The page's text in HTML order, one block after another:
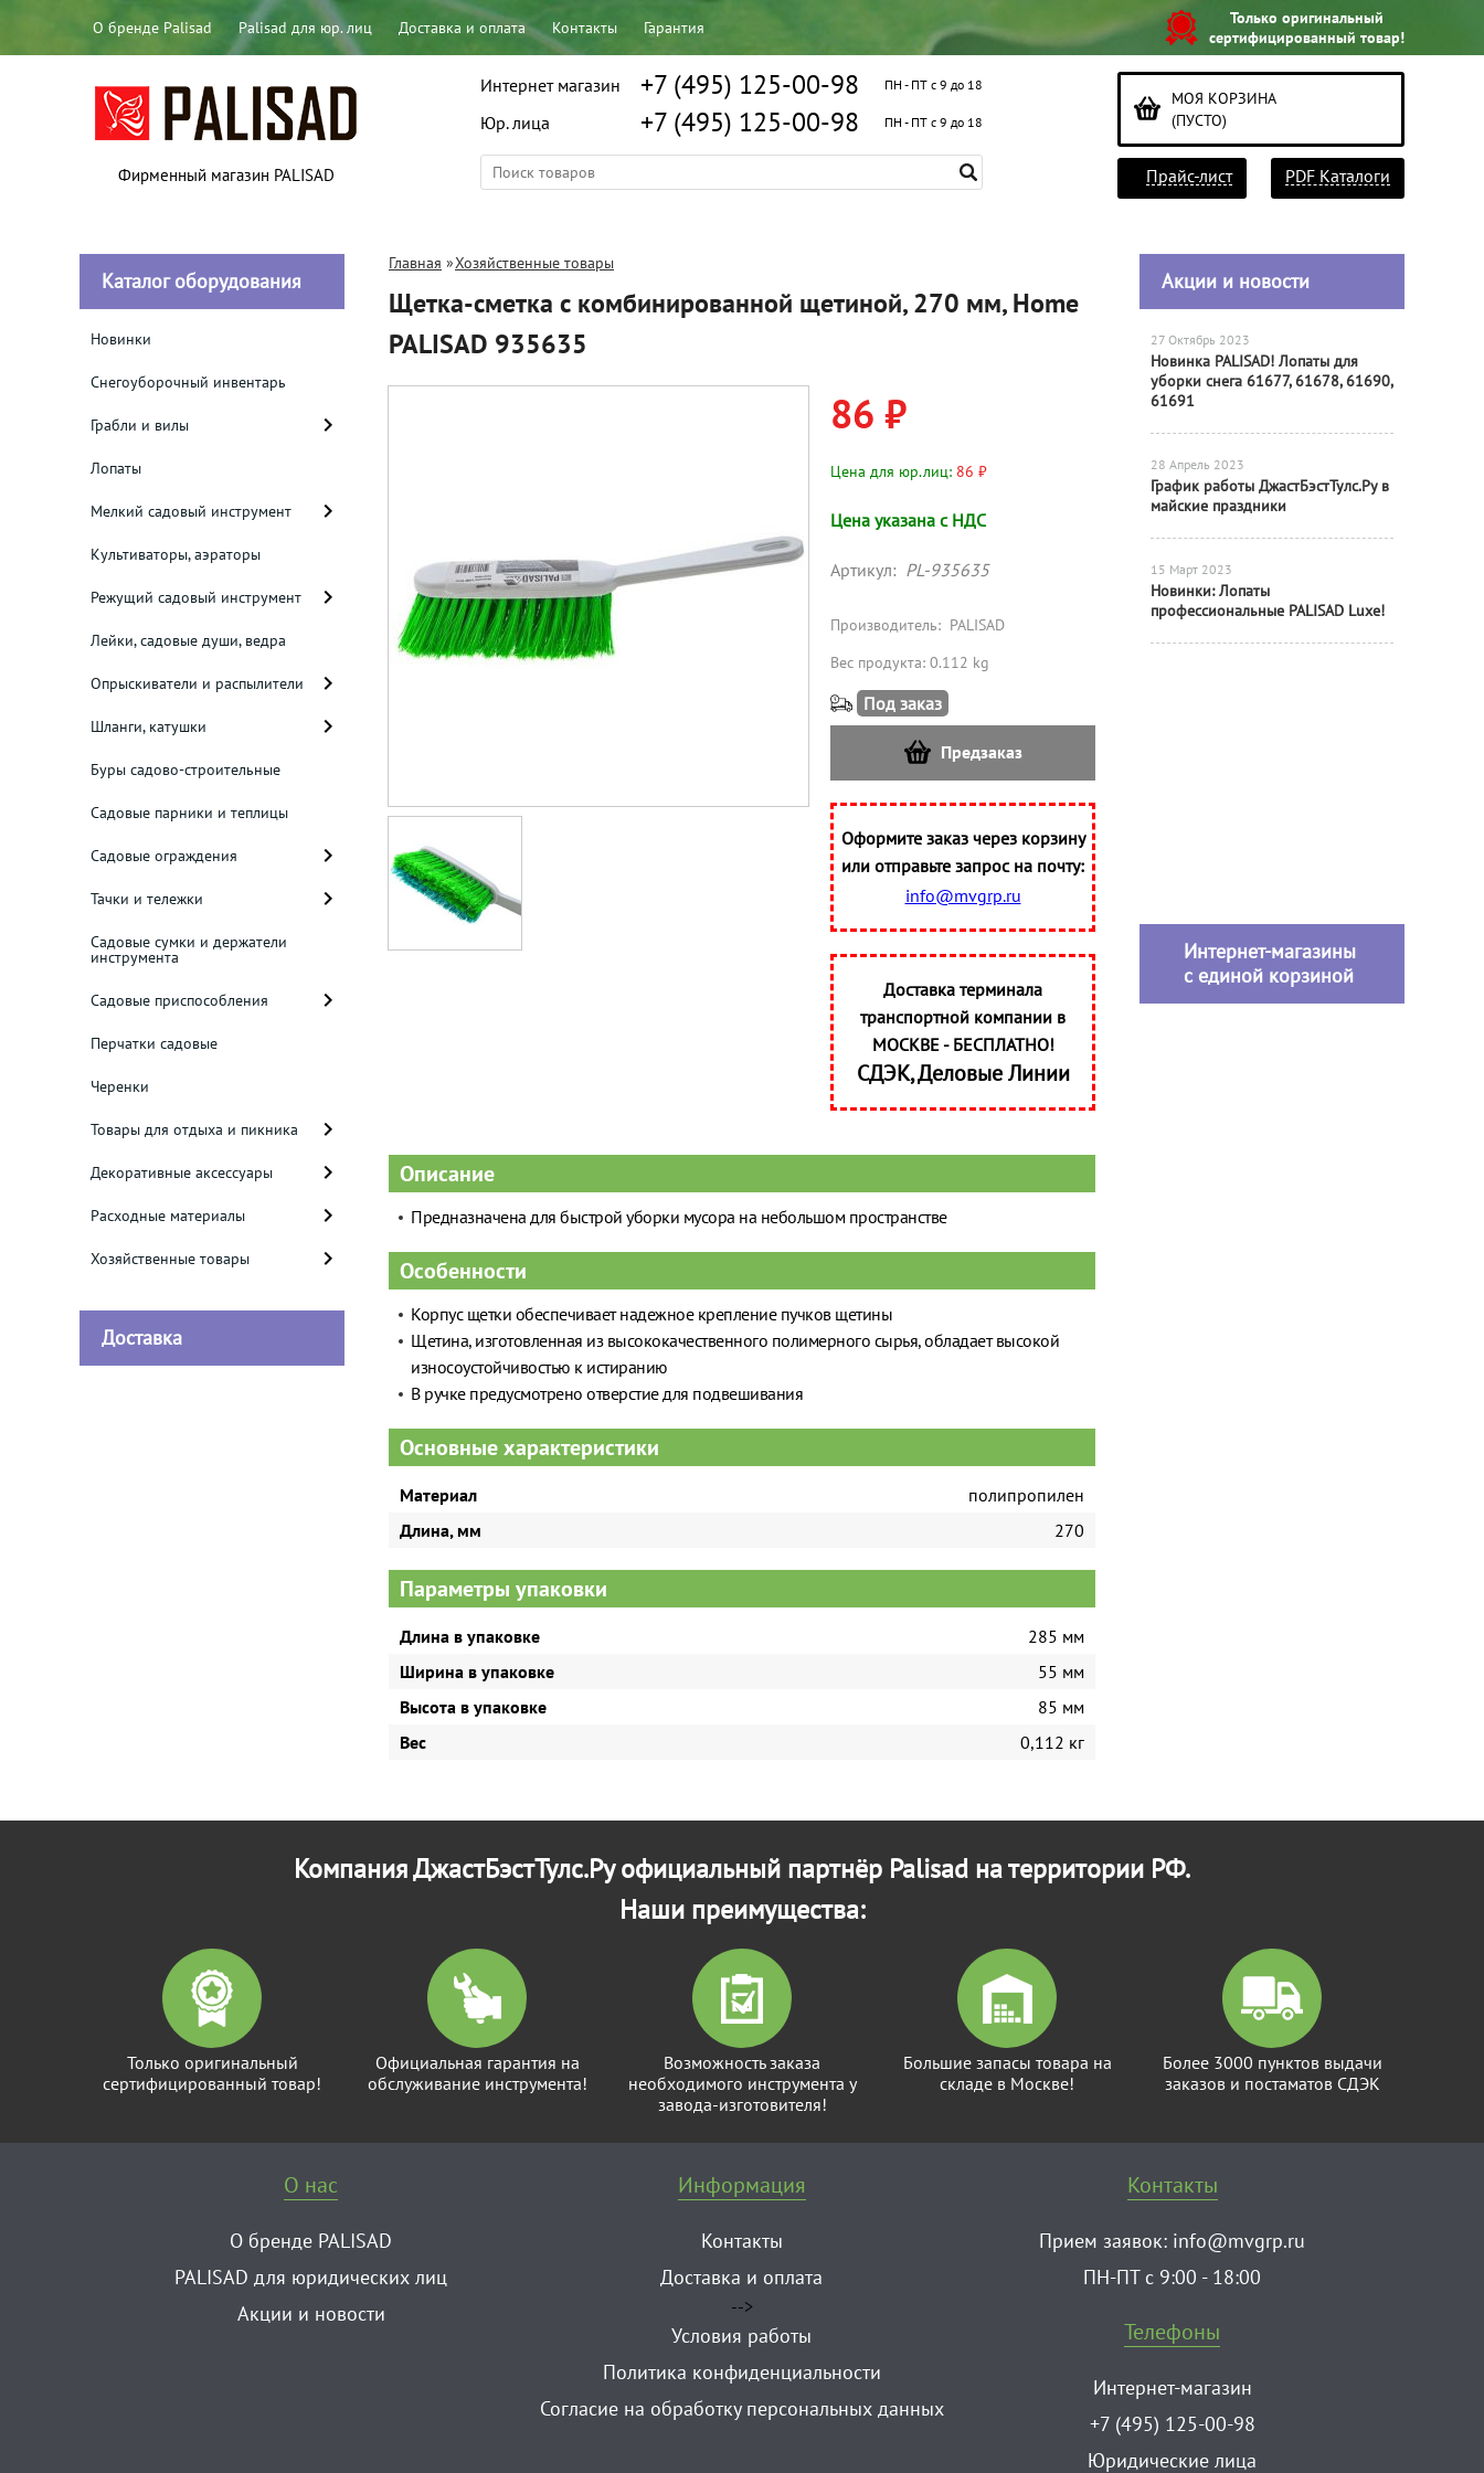
О бренде Palisad Palisad для юр. лиц Доставка и оплата Контакты Гарантия
Только оригинальный
сертифицированный товар!
Фирменный магазин PALISAD
Интернет магазин +7 (495) 125-00-98 ПН - ПТ с 9 до 18
Юр. лица +7 (495) 125-00-98 ПН - ПТ с 9 до 18
МОЯ КОРЗИНА
(ПУСТО)
Прайс-лист PDF Каталоги
Каталог оборудования
Новинки
Снегоуборочный инвентарь
Грабли и вилы
Лопаты
Мелкий садовый инструмент
Культиваторы, аэраторы
Режущий садовый инструмент
Лейки, садовые души, ведра
Опрыскиватели и распылители
Шланги, катушки
Буры садово-строительные
Садовые парники и теплицы
Садовые ограждения
Тачки и тележки
Садовые сумки и держатели
инструмента
Садовые приспособления
Перчатки садовые
Черенки
Товары для отдыха и пикника
Декоративные аксессуары
Расходные материалы
Хозяйственные товары
Доставка
Главная »Хозяйственные товары
Щетка-сметка с комбинированной щетиной, 270 мм, Home
PALISAD 935635
86 ₽
Цена для юр.лиц: 86 ₽
Цена указана с НДС
Артикул: PL-935635
Производитель: PALISAD
Вес продукта: 0.112 kg
Под заказ
Предзаказ
Оформите заказ через корзину
или отправьте запрос на почту:
info@mvgrp.ru
Доставка терминала
транспортной компании в
МОСКВЕ - БЕСПЛАТНО!
СДЭК, Деловые Линии
Описание
Предназначена для быстрой уборки мусора на небольшом пространстве
Особенности
Корпус щетки обеспечивает надежное крепление пучков щетины
Щетина, изготовленная из высококачественного полимерного сырья, обладает высокой
износоустойчивостью к истиранию
В ручке предусмотрено отверстие для подвешивания
Основные характеристики
Материал
полипропилен
Длина, мм
270
Параметры упаковки
Длина в упаковке
285 мм
Ширина в упаковке
55 мм
Высота в упаковке
85 мм
Вес
0,112 кг
Акции и новости
27 Октябрь 2023
Новинка PALISAD! Лопаты для
уборки снега 61677, 61678, 61690,
61691
28 Апрель 2023
График работы ДжастБэстТулс.Ру в
майские праздники
15 Март 2023
Новинки: Лопаты
профессиональные PALISAD Luxe!
Интернет-магазины
с единой корзиной
Компания ДжастБэстТулс.Ру официальный партнёр Palisad на территории РФ.
Наши преимущества:
Только оригинальный
сертифицированный товар!
Официальная гарантия на
обслуживание инструмента!
Возможность заказа
необходимого инструмента у
завода-изготовителя!
Большие запасы товара на
складе в Москве!
Более 3000 пунктов выдачи
заказов и постаматов СДЭК
О нас
О бренде PALISAD
PALISAD для юридических лиц
Акции и новости
Информация
Контакты
Доставка и оплата
-->
Условия работы
Политика конфиденциальности
Согласие на обработку персональных данных
Контакты
Прием заявок: info@mvgrp.ru
ПН-ПТ с 9:00 - 18:00
Телефоны
Интернет-магазин
+7 (495) 125-00-98
Юридические лица